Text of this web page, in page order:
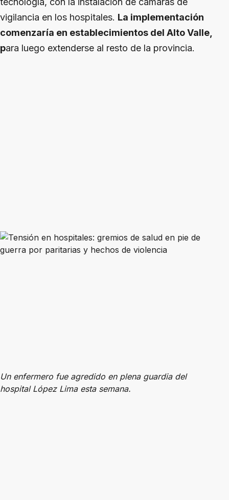
vigilancia en los hospitales. La implementación
comenzaría en establecimientos del Alto Valle,
para luego extenderse al resto de la provincia.
Un enfermero fue agredido en plena guardia del
hospital López Lima esta semana.